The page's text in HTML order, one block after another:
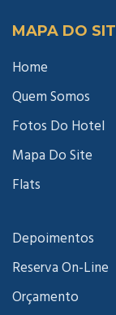
MAPA DO
Home
Quem Somos
Fotos Do Hotel
Mapa Do Site
Flats
Depoimentos
Reserva On-Line
Orçamento